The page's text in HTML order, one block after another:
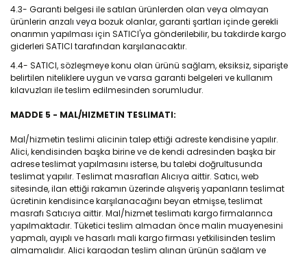
4.3- Garanti belgesi ile satılan ürünlerden olan veya olmayan
ürünlerin arızalı veya bozuk olanlar, garanti şartları içinde gerekli
onarımın yapılması için SATICI'ya gönderilebilir, bu takdirde kargo
giderleri SATICI tarafından karşılanacaktır.
4.4- SATICI, sözleşmeye konu olan ürünü sağlam, eksiksiz, siparişte
belirtilen niteliklere uygun ve varsa garanti belgeleri ve kullanım
kılavuzları ile teslim edilmesinden sorumludur.
MADDE 5 - MAL/HIZMETIN TESLIMATI:
Mal/hizmetin teslimi alicinin talep ettiği adreste kendisine yapılır.
Alici, kendisinden başka birine ve de kendi adresinden başka bir
adrese teslimat yapılmasını isterse, bu talebi doğrultusunda
teslimat yapılır. Teslimat masrafları Alıcıya aittir. Satıcı, web
sitesinde, ilan ettiği rakamın üzerinde alışveriş yapanların teslimat
ücretinin kendisince karşılanacağını beyan etmişse, teslimat
masrafı Satıcıya aittir. Mal/hizmet teslimatı kargo firmalarınca
yapılmaktadır. Tüketici teslim almadan önce malin muayenesini
yapmalı, ayıplı ve hasarlı mali kargo firması yetkilisinden teslim
almamalıdır. Alici kargodan teslim alınan ürünün sağlam ve